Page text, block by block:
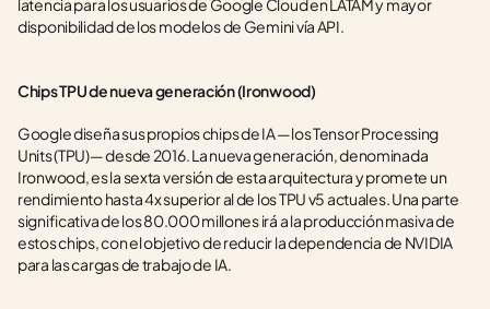
latencia para los usuarios de Google Cloud en LATAM y mayor
disponibilidad de los modelos de Gemini vía API.
Chips TPU de nueva generación (Ironwood)
Google diseña sus propios chips de IA —los Tensor Processing
Units (TPU)— desde 2016. La nueva generación, denominada
Ironwood, es la sexta versión de esta arquitectura y promete un
rendimiento hasta 4x superior al de los TPU v5 actuales. Una parte
significativa de los 80.000 millones irá a la producción masiva de
estos chips, con el objetivo de reducir la dependencia de NVIDIA
para las cargas de trabajo de IA.